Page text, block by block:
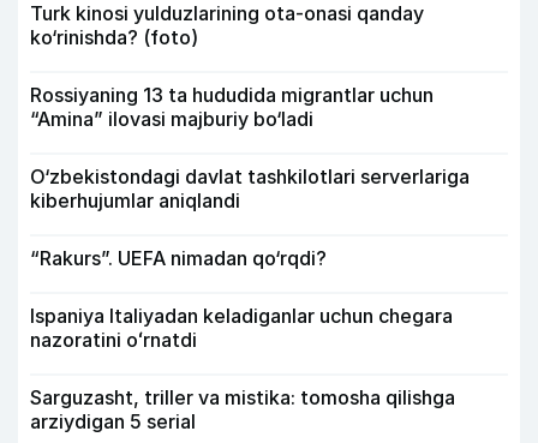
Turk kinosi yulduzlarining ota-onasi qanday
ko‘rinishda? (foto)
Rossiyaning 13 ta hududida migrantlar uchun
“Amina” ilovasi majburiy bo‘ladi
O‘zbekistondagi davlat tashkilotlari serverlariga
kiberhujumlar aniqlandi
“Rakurs”. UEFA nimadan qo‘rqdi?
Ispaniya Italiyadan keladiganlar uchun chegara
nazoratini oʻrnatdi
Sarguzasht, triller va mistika: tomosha qilishga
arziydigan 5 serial